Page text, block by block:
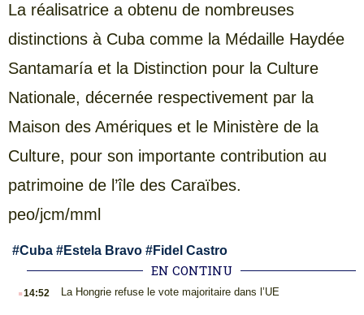
La réalisatrice a obtenu de nombreuses
distinctions à Cuba comme la Médaille Haydée
Santamaría et la Distinction pour la Culture
Nationale, décernée respectivement par la
Maison des Amériques et le Ministère de la
Culture, pour son importante contribution au
patrimoine de l’île des Caraïbes.
peo/jcm/mml
#Cuba #Estela Bravo #Fidel Castro
EN CONTINU
.14:52 La Hongrie refuse le vote majoritaire dans l’UE